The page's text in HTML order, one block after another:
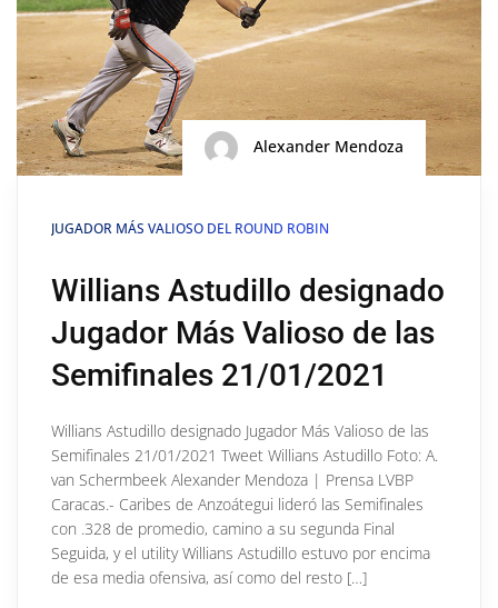
Alexander Mendoza
JUGADOR MÁS VALIOSO DEL ROUND ROBIN
Willians Astudillo designado
Jugador Más Valioso de las
Semifinales 21/01/2021
Willians Astudillo designado Jugador Más Valioso de las
Semifinales 21/01/2021 Tweet Willians Astudillo Foto: A.
van Schermbeek Alexander Mendoza | Prensa LVBP
Caracas.- Caribes de Anzoátegui lideró las Semifinales
con .328 de promedio, camino a su segunda Final
Seguida, y el utility Willians Astudillo estuvo por encima
de esa media ofensiva, así como del resto […]